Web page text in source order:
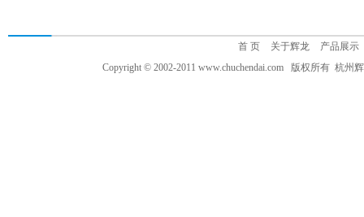
首 页 关于辉龙
产品展示
Copyright © 2002-2011 www.chuchendai.com 版权所有 杭州